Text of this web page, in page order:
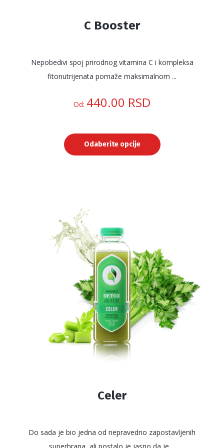
C Booster
Nepobedivi spoj prirodnog vitamina C i kompleksa
fitonutrijenata pomaže maksimalnom ...
Od: 440.00 RSD
Odaberite opcije
Opcije
mogu
biti
izabrane
na
stranici
proizvoda.
Celer
Do sada je bio jedna od nepravedno zapostavljenih